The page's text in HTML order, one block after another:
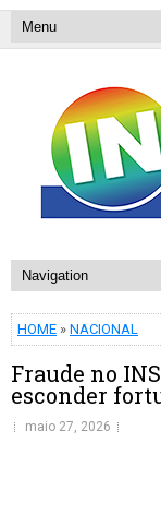
HOME » NACIONAL
Fraude no
esconder
maio 27, 2026